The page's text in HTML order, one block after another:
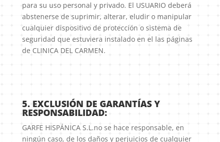
para su uso personal y privado. El USUARIO deberá
abstenerse de suprimir, alterar, eludir o manipular
cualquier dispositivo de protección o sistema de
seguridad que estuviera instalado en el las páginas
de CLINICA DEL CARMEN.
5. EXCLUSIÓN DE GARANTÍAS Y
RESPONSABILIDAD:
GARFE HISPÁNICA S.L.no se hace responsable, en
ningún caso, de los daños y perjuicios de cualquier